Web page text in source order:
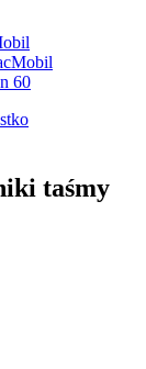
60
taśmy